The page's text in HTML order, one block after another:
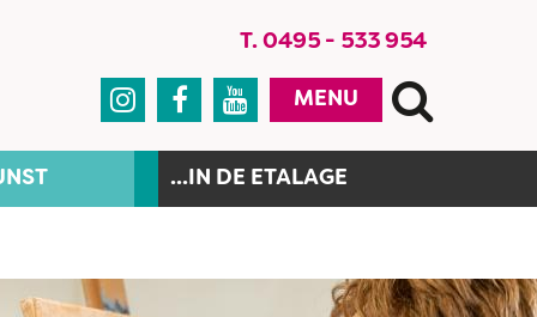
T. 0495 - 533 954
   MENU
...IN DE ETALAGE